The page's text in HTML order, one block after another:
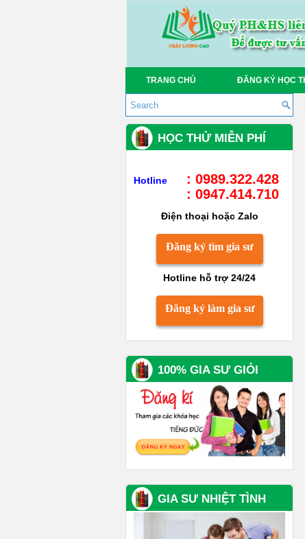
TRANG CHỦ ĐĂNG KÝ HỌC
HỌC THỬ MIỄN PHÍ
Hotline
: 0989.322.428
: 0947.414.710
Điện thoại hoặc Zalo
Đăng ký tìm gia sư
Hotline hỗ trợ 24/24
Đăng ký làm gia sư
100% GIA SƯ GIỎI
GIA SƯ NHIỆT TÌNH